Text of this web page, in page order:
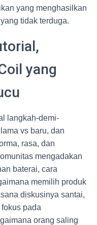
yang menghasilkan
tidak terduga.
yang
langkah-demi-
vs baru, dan
rasa, dan
mengadakan
baterai, cara
memilih produk
diskusinya santai,
pada
orang saling